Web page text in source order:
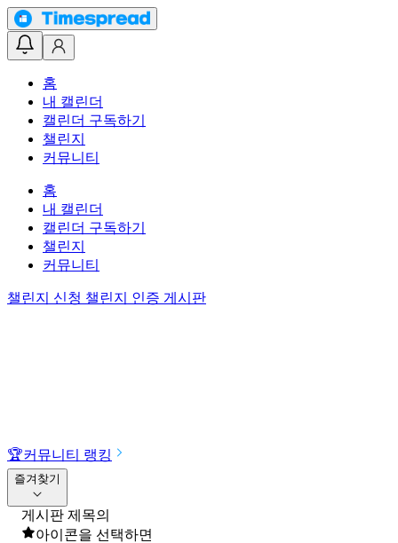
홈
내 캘린더
캘린더 구독하기
챌린지
커뮤니티
홈
내 캘린더
캘린더 구독하기
챌린지
커뮤니티
챌린지 신청 챌린지 인증 게시판
🏆커뮤니티 랭킹
즐겨찾기
게시판 제목의
아이콘을 선택하면